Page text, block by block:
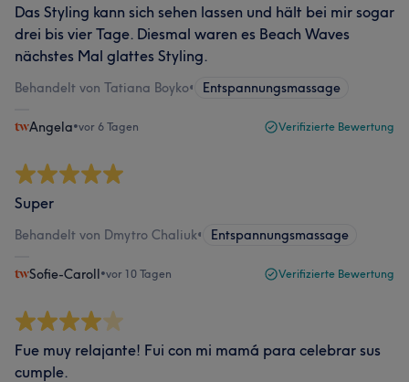
Das Styling kann sich sehen lassen und hält bei mir sogar
drei bis vier Tage. Diesmal waren es Beach Waves
nächstes Mal glattes Styling.
Behandelt von Tatiana Boyko• Entspannungsmassage
Angela•vor 6 Tagen Verifizierte Bewertung
Super
Behandelt von Dmytro Chaliuk• Entspannungsmassage
Sofie-Caroll•vor 10 Tagen Verifizierte Bewertung
Fue muy relajante! Fui con mi mamá para celebrar sus
cumple.